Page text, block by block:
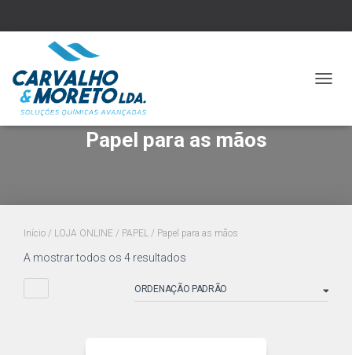
Papel para as mãos
Início / LOJA ONLINE / PAPEL / Papel para as mãos
A mostrar todos os 4 resultados